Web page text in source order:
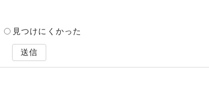
見つけにくかった
送信